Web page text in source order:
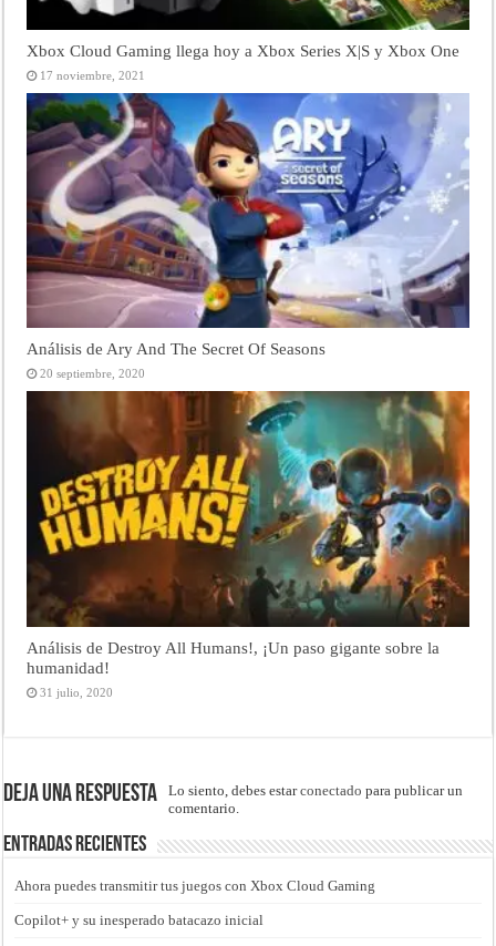
Xbox Cloud Gaming llega hoy a Xbox Series X|S y Xbox One
17 noviembre, 2021
Análisis de Ary And The Secret Of Seasons
20 septiembre, 2020
Análisis de Destroy All Humans!, ¡Un paso gigante sobre la
humanidad!
31 julio, 2020
Deja una respuesta Lo siento, debes estarconectado para publicar un
comentario.
Entradas recientes
Ahora puedes transmitir tus juegos con Xbox Cloud Gaming
Copilot+ y su inesperado batacazo inicial